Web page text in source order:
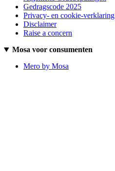
Gedragscode 2025
Privacy- en cookie-verklaring
Disclaimer
Raise a concern
Mosa voor consumenten
Mero by Mosa